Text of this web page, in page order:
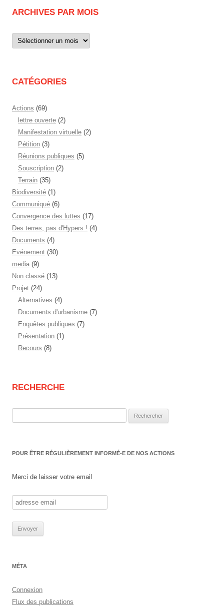
ARCHIVES PAR MOIS
Archives
par
CATÉGORIES
Actions (69)
lettre ouverte (2)
Manifestation virtuelle (2)
Pétition (3)
Réunions publiques (5)
Souscription (2)
Terrain (35)
Biodiversité (1)
Communiqué (6)
Convergence des luttes (17)
Des terres, pas d'Hypers ! (4)
Documents (4)
Evénement (30)
media (9)
Non classé (13)
Projet (24)
Alternatives (4)
Documents d'urbanisme (7)
Enquêtes publiques (7)
Présentation (1)
Recours (8)
RECHERCHE
POUR ÊTRE RÉGULIÈREMENT INFORMÉ-E DE NOS ACTIONS
Merci de laisser votre email
MÉTA
Connexion
Flux des publications